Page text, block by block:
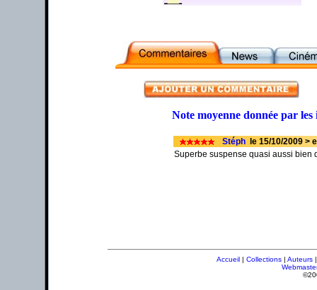
Note moyenne donnée par
Stéph le 15/10/2009 >
Superbe suspense quasi aussi bien
Accueil | Collections | Auteurs